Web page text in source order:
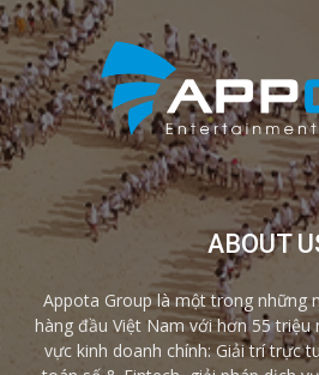
ABOUT
Appota Group là một trong những
hàng đầu Việt Nam với hơn 55 triệu
vực kinh doanh chính: Giải trí trực